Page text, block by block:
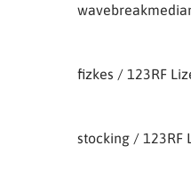
fizkes / 123RF
stocking / 123RF